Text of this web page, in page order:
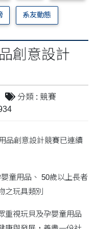
系友動態
創意設計
分類 : 競賽
品創意設計競賽已連續
童用品、 50歲以上長者
之玩具類別
重視玩貝及孕嬰童用品